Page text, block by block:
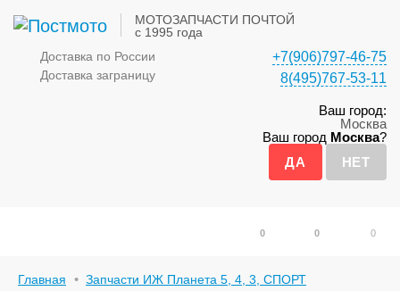
МОТОЗАПЧАСТИ ПОЧТОЙ
с 1995 года
Доставка по России
Доставка заграницу
+7(906)797-46-75
8(495)767-53-11
Ваш город:
Москва
Ваш город Москва?
0
0 0
Главная
Запчасти ИЖ Планета 5, 4, 3, СПОРТ